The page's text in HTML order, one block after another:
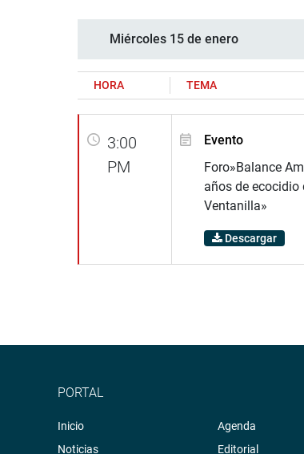
Miércoles 15 de enero
HORA TEMA
3:00
PM
Evento
Foro»Balance
años de ecocidio
Ventanilla»
Descargar
PORTAL
Inicio
Noticias
Agenda
Editorial